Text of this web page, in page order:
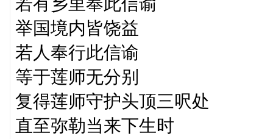
举国境内皆饶益
若人奉行此信谕
等于莲师无分别
复得莲师守护头顶三呎处
直至弥勒当来下生时